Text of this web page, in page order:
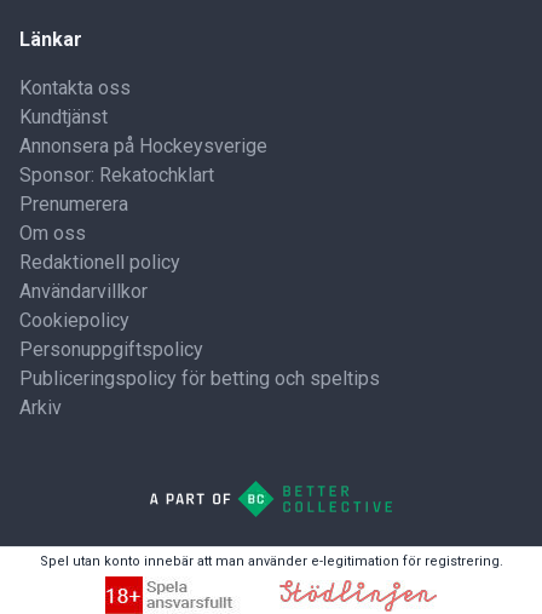
Länkar
Kontakta oss
Kundtjänst
Annonsera på Hockeysverige
Sponsor: Rekatochklart
Prenumerera
Om oss
Redaktionell policy
Användarvillkor
Cookiepolicy
Personuppgiftspolicy
Publiceringspolicy för betting och speltips
Arkiv
Spel utan konto innebär att man använder e-legitimation för registrering.